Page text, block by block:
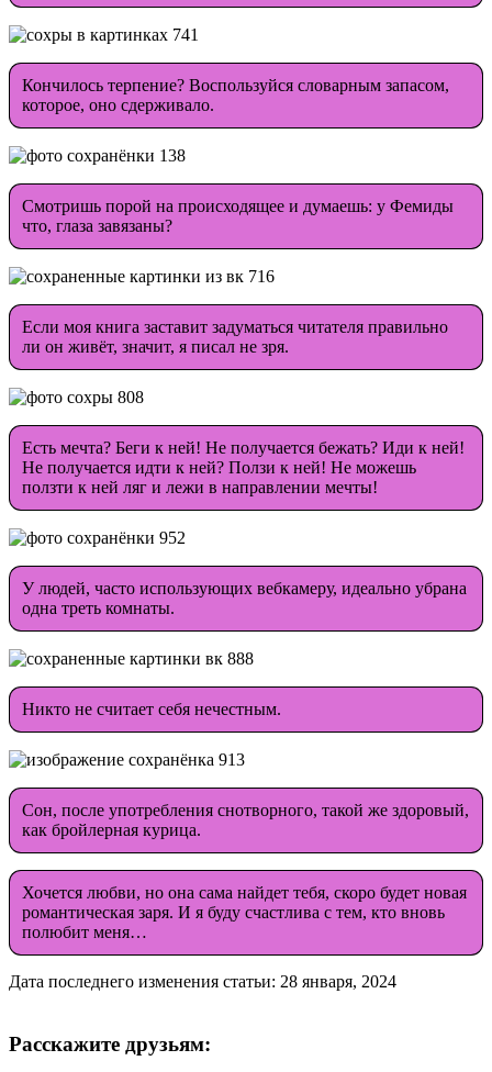
Кончилось терпение? Воспользуйся словарным запасом,
которое, оно сдерживало.
Смотришь порой на происходящее и думаешь: у Фемиды
что, глаза завязаны?
Если моя книга заставит задуматься читателя правильно
ли он живёт, значит, я писал не зря.
Есть мечта? Беги к ней! Не получается бежать? Иди к ней!
Не получается идти к ней? Ползи к ней! Не можешь
ползти к ней ляг и лежи в направлении мечты!
У людей, часто использующих вeбкамеру, идеально убрана
одна треть комнаты.
Никто не считает себя нечестным.
Сон, после употребления снотворного, такой же здоровый,
как бройлерная курица.
Хочется любви, но она сама найдет тебя, скоро будет новая
романтическая заря. И я буду счастлива с тем, кто вновь
полюбит меня…
Дата последнего изменения статьи: 28 января, 2024
Расскажите друзьям: